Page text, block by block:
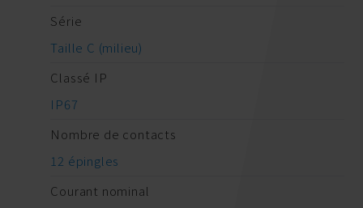
Série
Taille C (milieu)
Classé IP
IP67
Nombre de contacts
12 épingles
Courant nominal